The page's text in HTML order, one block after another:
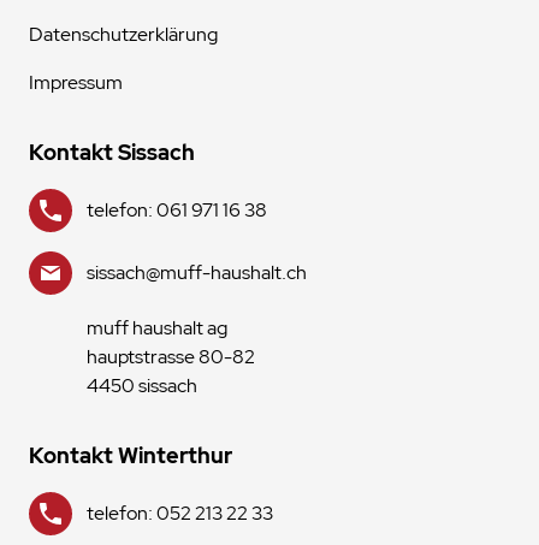
Datenschutzerklärung
Impressum
Kontakt Sissach
telefon: 061 971 16 38
sissach@muff-haushalt.ch
muff haushalt ag
hauptstrasse 80-82
4450 sissach
Kontakt Winterthur
telefon: 052 213 22 33